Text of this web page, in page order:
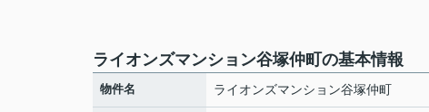
ライオンズマンション谷塚仲町の基本情報
物件名 ライオンズマンション谷塚仲町